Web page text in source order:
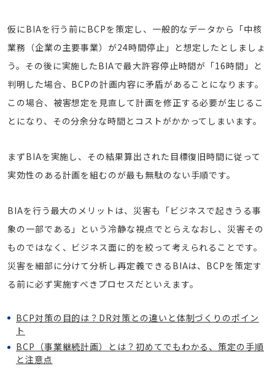
仮にBIAを行う前にBCPを策定し、一般的なデータから「中核
業務（企業の主要事業）が24時間停止」と想定したとしましょ
う。その後に実施したBIAで最大許容停止時間が「16時間」と
判明した場合、BCPの計画内容に矛盾があることになります。
この場合、被害想定を見直して計画を修正する必要が生じるこ
とになり、その分余分な時間とコストがかかってしまいます。
まずBIAを実施し、その結果算出された目標復旧時間に従って
実効性のある計画を組むのが最も無駄のない手順です。
BIAを行う最大のメリットは、災害も「ビジネスで起きうる事
象の一部である」という冷静な視点でとらえなおし、災害その
ものではなく、ビジネス面に的を絞って考えられることです。
災害を細部に分けて分析し再定義できるBIAは、BCPを策定す
る前に必ず実施すべきプロセスだといえます。
BCP対策の目的は？DR対策との違いと体制づくりのポイン
ト
BCP（事業継続計画）とは？初めてでもわかる、策定の手順
と注意点